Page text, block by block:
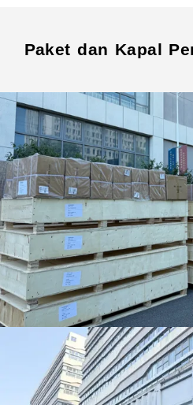
Paket dan Kapal